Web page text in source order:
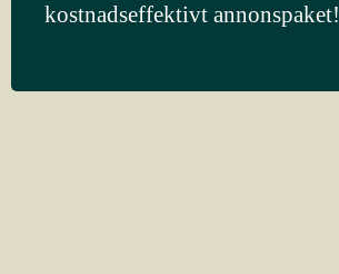
kostnadseffektivt annonspaket!